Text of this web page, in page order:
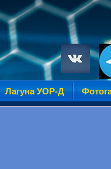
Лагуна УОР-Д